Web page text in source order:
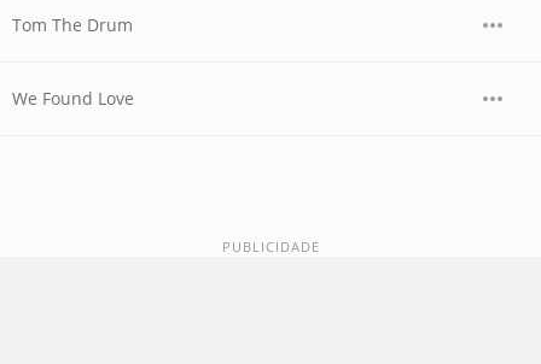
Tom The Drum
We Found Love